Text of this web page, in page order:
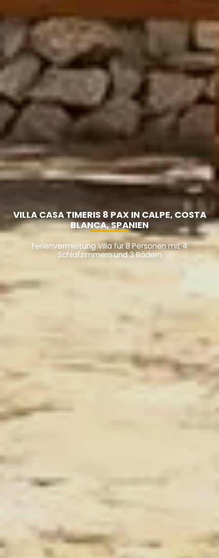
VILLA CASA TIMERIS 8 PAX IN CALPE, COSTA
BLANCA, SPANIEN
Ferienvermietung Villa für 8 Personen mit 4
Schlafzimmern und 3 Bädern